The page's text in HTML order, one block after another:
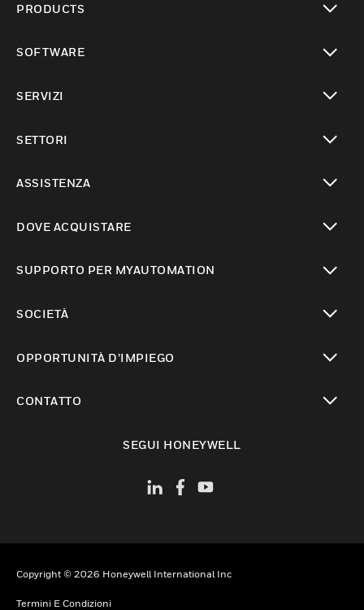
PRODUCTS
SOFTWARE
SERVIZI
SETTORI
ASSISTENZA
DOVE ACQUISTARE
SUPPORTO PER MYAUTOMATION
SOCIETÀ
OPPORTUNITÀ D’IMPIEGO
CONTATTO
SEGUI HONEYWELL
Copyright © 2026 Honeywell International Inc
Termini E Condizioni